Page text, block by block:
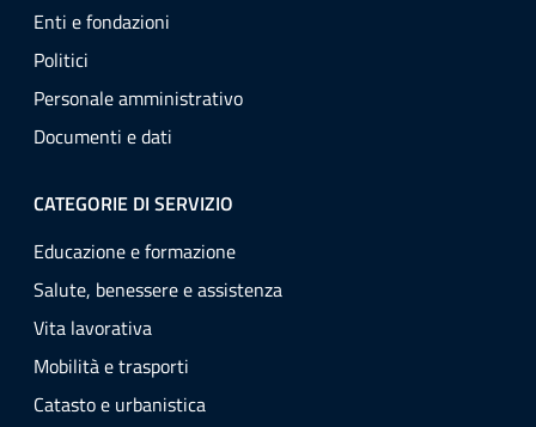
Enti e fondazioni
Politici
Personale amministrativo
Documenti e dati
CATEGORIE DI SERVIZIO
Educazione e formazione
Salute, benessere e assistenza
Vita lavorativa
Mobilità e trasporti
Catasto e urbanistica